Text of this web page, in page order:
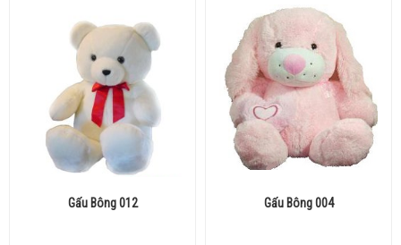
Gấu Bông 012 Gấu Bông 004